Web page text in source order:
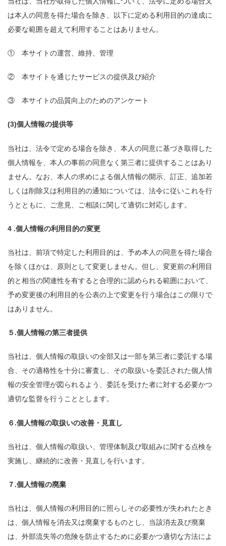
は本人の同意を得た場合を除き、以下に定める利用目的の達成に
必要な範囲を超えて利用することはありません。
① 本サイトの運営、維持、管理
② 本サイトを通じたサービスの提供及び紹介
③ 本サイトの品質向上のためのアンケート
(3)個人情報の提供等
当社は、法令で定める場合を除き、本人の同意に基づき取得した
個人情報を、本人の事前の同意なく第三者に提供することはあり
ません。なお、本人の求めによる個人情報の開示、訂正、追加若
しくは削除又は利用目的の通知については、法令に従いこれを行
うとともに、ご意見、ご相談に関して適切に対応します。
4 .個人情報の利用目的の変更
当社は、前項で特定した利用目的は、予め本人の同意を得た場合
を除くほかは、原則として変更しません。但し、変更前の利用目
的と相当の関連性を有すると合理的に認められる範囲において、
予め変更後の利用目的を公表の上で変更を行う場合はこの限りで
はありません。
５.個人情報の第三者提供
当社は、個人情報の取扱いの全部又は一部を第三者に委託する場
合、その適格性を十分に審査し、その取扱いを委託された個人情
報の安全管理が図られるよう、委託を受けた者に対する必要かつ
適切な監督を行うこととします。
６.個人情報の取扱いの改善・見直し
当社は、個人情報の取扱い、管理体制及び取組みに関する点検を
実施し、継続的に改善・見直しを行います。
７.個人情報の廃棄
当社は、個人情報の利用目的に照らしその必要性が失われたとき
は、個人情報を消去又は廃棄するものとし、当該消去及び廃棄
は、外部流失等の危険を防止するために必要かつ適切な方法によ